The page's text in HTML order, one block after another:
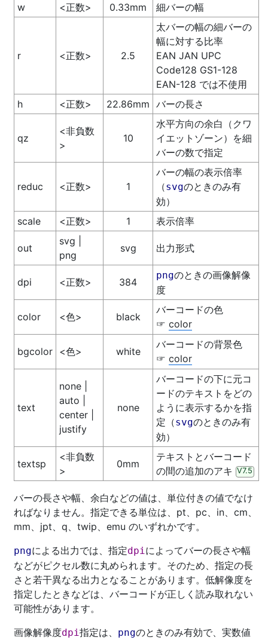
w
<正数> 0.33mm 細バーの幅
r <正数> 2.5
太バーの幅の細バーの
幅に対する比率
EAN JAN UPC
Code128 GS1-128
EAN-128 では不使用
h
<正数> 22.86mm バーの長さ
qz
<非負数
>
10
水平方向の余白（クワ
イエットゾーン）を細
バーの数で指定
reduc <正数> 1
バーの幅の表示倍率
（svgのときのみ有
効）
scale
<正数> 1 表示倍率
out
svg |
png
svg 出力形式
dpi <正数> 384
pngのときの画像解像
度
color <色> black
バーコードの色
☞ color
bgcolor <色> white
バーコードの背景色
☞ color
text
none |
auto |
center |
justify
none
バーコードの下に元コ
ードのテキストをどの
ように表示するかを指
定（svgのときのみ有
効）
textsp
<非負数
>
0mm
テキストとバーコード
の間の追加のアキ
V7.5
バーの長さや幅、余白などの値は、単位付きの値でなけ
ればなりません。指定できる単位は、pt、pc、in、cm、
mm、jpt、q、twip、emu のいずれかです。
pngによる出力では、指定dpiによってバーの長さや幅
などがピクセル数に丸められます。そのため、指定の長
さと若干異なる出力となることがあります。低解像度を
指定したときなどは、バーコードが正しく読み取れない
可能性があります。
画像解像度dpi指定は、 pngのときのみ有効で、実数値